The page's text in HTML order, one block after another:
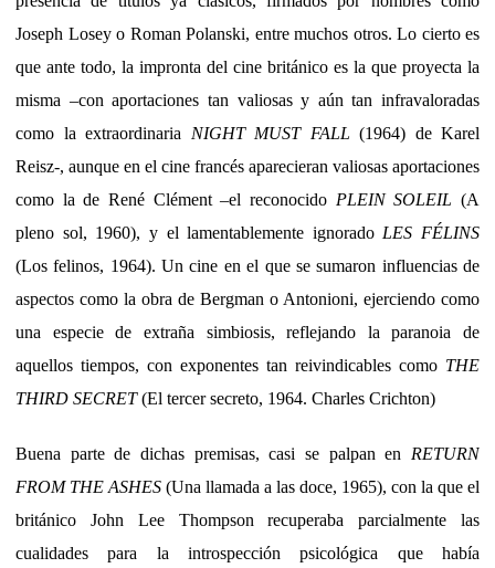
Joseph Losey o Roman Polanski, entre muchos otros. Lo cierto es
que ante todo, la impronta del cine británico es la que proyecta la
misma –con aportaciones tan valiosas y aún tan infravaloradas
como la extraordinaria NIGHT MUST FALL (1964) de Karel
Reisz-, aunque en el cine francés aparecieran valiosas aportaciones
como la de René Clément –el reconocido PLEIN SOLEIL (A
pleno sol, 1960), y el lamentablemente ignorado LES FÉLINS
(Los felinos, 1964). Un cine en el que se sumaron influencias de
aspectos como la obra de Bergman o Antonioni, ejerciendo como
una especie de extraña simbiosis, reflejando la paranoia de
aquellos tiempos, con exponentes tan reivindicables como THE
THIRD SECRET(El tercer secreto, 1964. Charles Crichton)
Buena parte de dichas premisas, casi se palpan en RETURN
FROM THE ASHES (Una llamada a las doce, 1965), con la que el
británico John Lee Thompson recuperaba parcialmente las
cualidades para la introspección psicológica que había